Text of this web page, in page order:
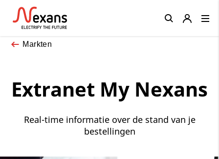
Markten
Extranet My Nexans
Real-time informatie over de stand van je
bestellingen
Close